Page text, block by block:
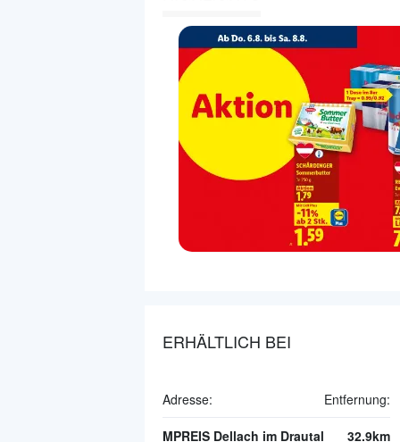
ERHÄLTLICH BEI
Adresse: Entfernung:
MPREIS Dellach im Drautal 32.9km